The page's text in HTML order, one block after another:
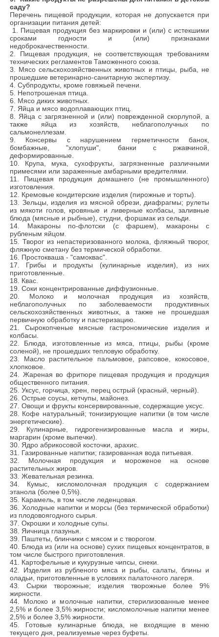
саду?
Перечень пищевой продукции, которая не допускается при
организации питания детей:
1. Пищевая продукция без маркировки и (или) с истекшими
сроками годности и (или) признаками
недоброкачественности.
2. Пищевая продукция, не соответствующая требованиям
технических регламентов Таможенного союза.
3. Мясо сельскохозяйственных животных и птицы, рыба, не
прошедшие ветеринарно-санитарную экспертизу.
4. Субпродукты, кроме говяжьей печени.
5. Непотрошеная птица.
6. Мясо диких животных.
7. Яйца и мясо водоплавающих птиц.
8. Яйца с загрязненной и (или) поврежденной скорлупой, а
также яйца из хозяйств, неблагополучных по
сальмонеллезам.
9. Консервы с нарушением герметичности банок,
бомбажные, "хлопуши", банки с ржавчиной,
деформированные.
10. Крупа, мука, сухофрукты, загрязненные различными
примесями или зараженные амбарными вредителями.
11. Пищевая продукция домашнего (не промышленного)
изготовления.
12. Кремовые кондитерские изделия (пирожные и торты).
13. Зельцы, изделия из мясной обрези, диафрагмы; рулеты
из мякоти голов, кровяные и ливерные колбасы, заливные
блюда (мясные и рыбные), студни, форшмак из сельди.
14. Макароны по-флотски (с фаршем), макароны с
рубленым яйцом.
15. Творог из непастеризованного молока, фляжный творог,
фляжную сметану без термической обработки.
16. Простокваша - "самоквас".
17. Грибы и продукты (кулинарные изделия), из них
приготовленные.
18. Квас.
19. Соки концентрированные диффузионные.
20. Молоко и молочная продукция из хозяйств,
неблагополучных по заболеваемости продуктивных
сельскохозяйственных животных, а также не прошедшая
первичную обработку и пастеризацию.
21. Сырокопченые мясные гастрономические изделия и
колбасы.
22. Блюда, изготовленные из мяса, птицы, рыбы (кроме
соленой), не прошедших тепловую обработку.
23. Масло растительное пальмовое, рапсовое, кокосовое,
хлопковое.
24. Жареная во фритюре пищевая продукция и продукция
общественного питания.
25. Уксус, горчица, хрен, перец острый (красный, черный).
26. Острые соусы, кетчупы, майонез.
27. Овощи и фрукты консервированные, содержащие уксус.
28. Кофе натуральный; тонизирующие напитки (в том числе
энергетические).
29. Кулинарные, гидрогенизированные масла и жиры,
маргарин (кроме выпечки).
30. Ядро абрикосовой косточки, арахис.
31. Газированные напитки; газированная вода питьевая.
32. Молочная продукция и мороженое на основе
растительных жиров.
33. Жевательная резинка.
34. Кумыс, кисломолочная продукция с содержанием
этанола (более 0,5%).
35. Карамель, в том числе леденцовая.
36. Холодные напитки и морсы (без термической обработки)
из плодовоягодного сырья.
37. Окрошки и холодные супы.
38. Яичница глазунья.
39. Паштеты, блинчики с мясом и с творогом.
40. Блюда из (или на основе) сухих пищевых концентратов, в
том числе быстрого приготовления.
41. Картофельные и кукурузные чипсы, снеки.
42. Изделия из рубленого мяса и рыбы, салаты, блины и
оладьи, приготовленные в условиях палаточного лагеря.
43. Сырки творожные; изделия творожные более 9%
жирности.
44. Молоко и молочные напитки, стерилизованные менее
2,5% и более 3,5% жирности; кисломолочные напитки менее
2,5% и более 3,5% жирности.
45. Готовые кулинарные блюда, не входящие в меню
текущего дня, реализуемые через буфеты.